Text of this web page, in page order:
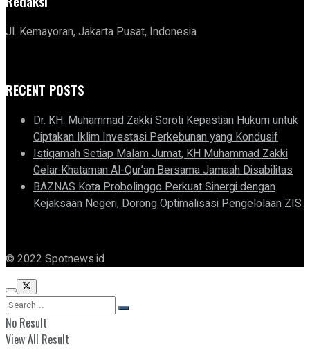
Jl. Kemayoran, Jakarta Pusat, Indonesia
RECENT POSTS
Dr. KH. Muhammad Zakki Soroti Kepastian Hukum untuk
Ciptakan Iklim Investasi Perkebunan yang Kondusif
Istiqamah Setiap Malam Jumat, KH Muhammad Zakki
Gelar Khataman Al-Qur’an Bersama Jamaah Disabilitas
BAZNAS Kota Probolinggo Perkuat Sinergi dengan
Kejaksaan Negeri, Dorong Optimalisasi Pengelolaan ZIS
© 2022 Spotnews.id
No Result
View All Result